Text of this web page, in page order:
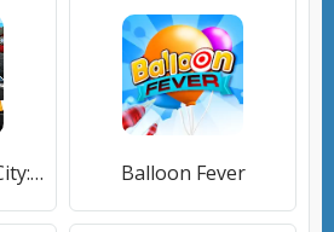
Grand Gangster City: Pixel 3D Gun Crime Game Balloon Fever